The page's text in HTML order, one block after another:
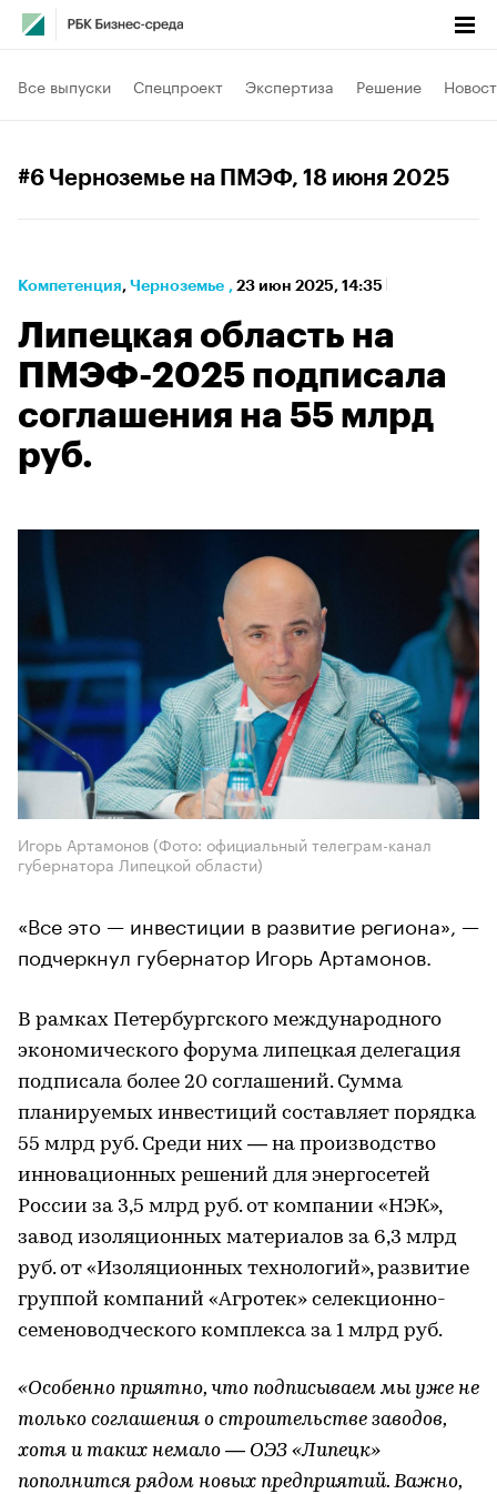
Все выпуски Спецпроект Экспертиза Решение
#6 Черноземье на ПМЭФ, 18 июня 2025
Компетенция⁠, Черноземье , 23 июн 2025, 14:35
Липецкая область на
ПМЭФ-2025 подписала
соглашения на 55 млрд
руб.
Игорь Артамонов (Фото: официальный телеграм-канал
губернатора Липецкой области)
«Все это — инвестиции в развитие региона», —
подчеркнул губернатор Игорь Артамонов.
В рамках Петербургского международного
экономического форума липецкая делегация
подписала более 20 соглашений. Сумма
планируемых инвестиций составляет порядка
55 млрд руб. Среди них ― на производство
инновационных решений для энергосетей
России за 3,5 млрд руб. от компании «НЭК»,
завод изоляционных материалов за 6,3 млрд
руб. от «Изоляционных технологий», развитие
группой компаний «Агротек» селекционно-
семеноводческого комплекса за 1 млрд руб.
«Особенно приятно, что подписываем мы уже не
только соглашения о строительстве заводов,
хотя и таких немало — ОЭЗ «Липецк»
пополнится рядом новых предприятий. Важно,